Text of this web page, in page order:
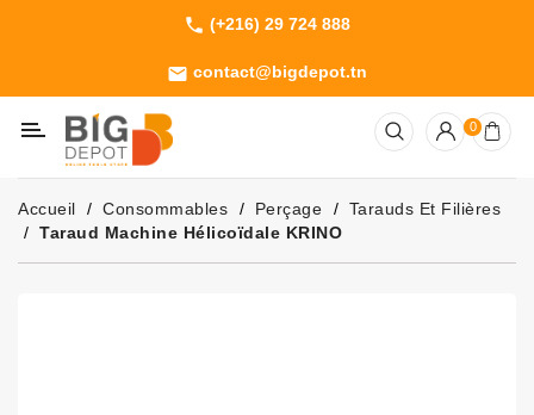
phone (+216) 29 724 888
email contact@bigdepot.tn
Machines
Outillage
Jardinage
Consommables
0
Accueil Consommables Perçage
Tarauds Et Filières
Taraud Machine Hélicoïdale KRINO